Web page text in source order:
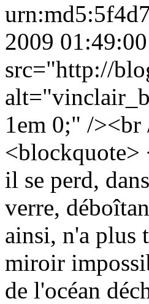
2009
src="http://
1em 0;" /
<blockquote>
il se perd,
verre,
ainsi, n'a plus
miroir
de l'océan